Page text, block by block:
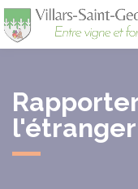
l'étranger